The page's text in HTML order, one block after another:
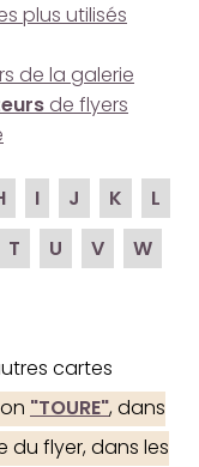
plus utilisés
de la galerie
de flyers
I J K
L
T U V
W
cartes
"TOURE", dans
du flyer, dans les